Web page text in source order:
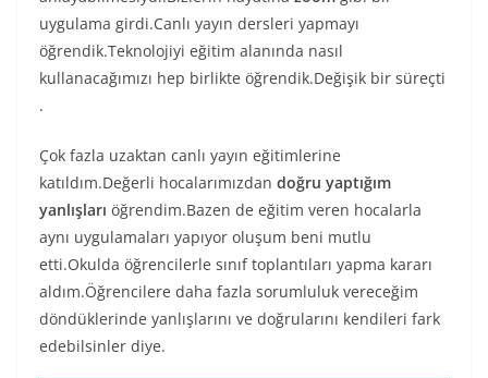
uygulama girdi.Canlı yayın dersleri yapmayı
öğrendik.Teknolojiyi eğitim alanında nasıl
kullanacağımızı hep birlikte öğrendik.Değişik bir süreçti
.
Çok fazla uzaktan canlı yayın eğitimlerine
katıldım.Değerli hocalarımızdan doğru yaptığım
yanlışları öğrendim.Bazen de eğitim veren hocalarla
aynı uygulamaları yapıyor oluşum beni mutlu
etti.Okulda öğrencilerle sınıf toplantıları yapma kararı
aldım.Öğrencilere daha fazla sorumluluk vereceğim
döndüklerinde yanlışlarını ve doğrularını kendileri fark
edebilsinler diye.